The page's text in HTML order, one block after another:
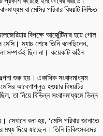
বা মেসির পরিবার বিষয়টি নিশ্চিত
বিপক্ষে আর্জেন্টিনার হয়ে গোল
ম্যাচ শেষে তিনি বলেছিলেন,
সম্পর্কই ছিল না। কয়েকটি কঠিন
শুরু হয়। একাধিক সংবাদমাধ্যম
আবেগাপ্লুত হওয়ার বিষয়টির
তা নিয়ে বিভিন্ন সংবাদমাধ্যমে ভিন্ন
সেখানে বলা হয়, ‘মেসি পরিবার জানাতে
মধ্য দিয়ে যাচ্ছেন। তিনি চিকিৎসকদের